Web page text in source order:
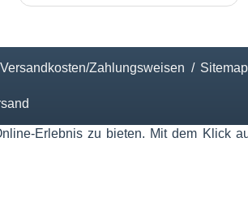
Versandkosten/Zahlungsweisen / Sitemap
Erlebnis zu bieten. Mit dem Klick